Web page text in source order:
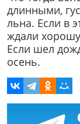
длинными,
льна. Если в
ждали
Если шел
осень.